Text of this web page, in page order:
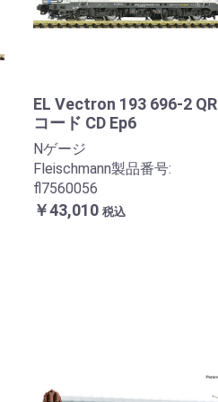
EL Vectron 193 696-2 QR
コード CD Ep6
Nゲージ
Fleischmann製品番号:
fl7560056
￥43,010 税込